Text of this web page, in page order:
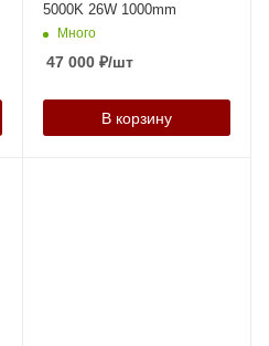
5000K 26W 1000mm
Много
47 000₽/шт
В корзину